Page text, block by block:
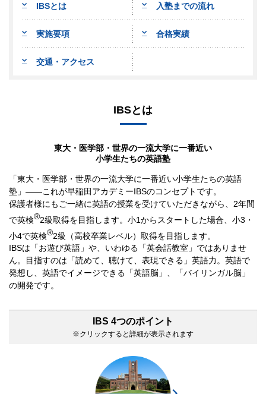
IBSとは 入塾までの流れ
実施要項 合格実績
交通・アクセス
IBSとは
東大・医学部・世界の一流大学に一番近い
小学生たちの英語塾
「東大・医学部・世界の一流大学に一番近い小学生たちの英語
塾」――これが早稲田アカデミーIBSのコンセプトです。
保護者様にもご一緒に英語の授業を受けていただきながら、2年間
で英検®2級取得を目指します。小1からスタートした場合、小3・
小4で英検®2級（高校卒業レベル）取得を目指します。
IBSは「お遊び英語」や、いわゆる「英会話教室」ではありませ
ん。目指すのは「読めて、聴けて、表現できる」英語力。英語で
発想し、英語でイメージできる「英語脳」、「バイリンガル脳」
の開発です。
IBS 4つのポイント
※クリックすると詳細が表示されます